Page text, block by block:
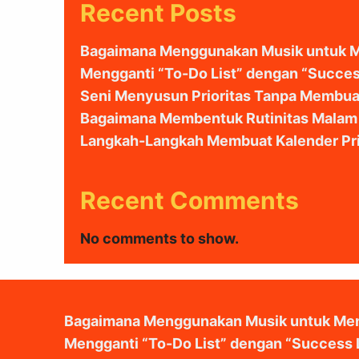
Recent Posts
Bagaimana Menggunakan Musik untuk
Mengganti “To-Do List” dengan
Seni Menyusun Prioritas Tanpa
Bagaimana Membentuk Rutinitas
Langkah-Langkah Membuat Kalender
Recent Comments
No comments to show.
Bagaimana Menggunakan Musik untuk
Mengganti “To-Do List” dengan